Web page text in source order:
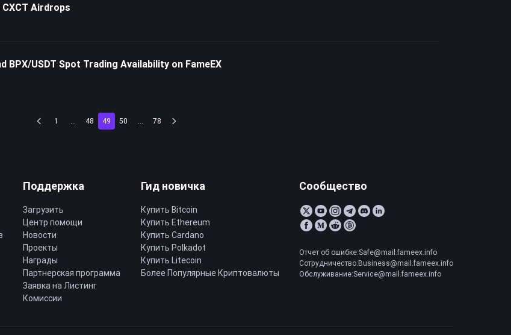
Airdrops
BPX/USDT Spot Trading Availability on FameEX
1 ... 48 49 50 ... 78
Поддержка
Загрузить
Центр помощи
Новости
Проекты
Награды
Партнерская программа
Заявка на Листинг
Комиссии
Гид новичка
Купить Bitcoin
Купить Ethereum
Купить Cardano
Купить Polkadot
Купить Litecoin
Более Популярные Криптовалюты
Сообщество
Отчет об ошибке:Safe@mail.fameex.info
Сотрудничество:Business@mail.fameex.info
Обслуживание:Service@mail.fameex.info